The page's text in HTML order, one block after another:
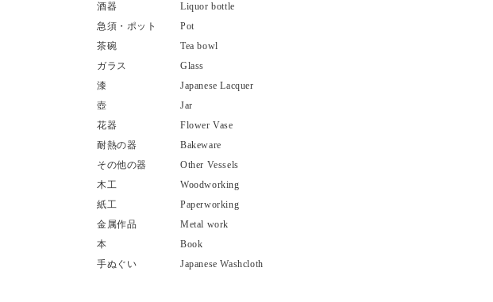
酒器
Liquor bottle
急須・ポット
Pot
茶碗
Tea bowl
ガラス
Glass
漆
Japanese Lacquer
壺
Jar
花器
Flower Vase
耐熱の器
Bakeware
その他の器
Other Vessels
木工
Woodworking
紙工
Paperworking
金属作品
Metal work
本
Book
手ぬぐい
Japanese Washcloth